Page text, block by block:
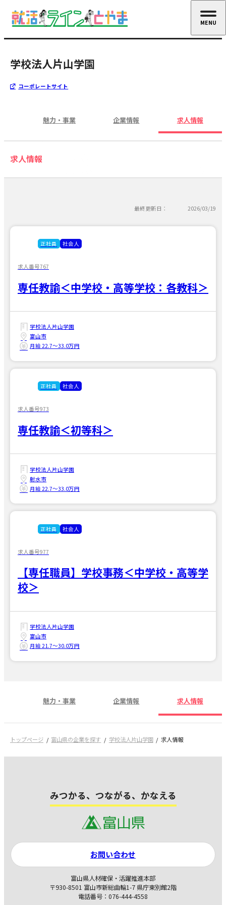
学校法人片山学園
コーポレートサイト
魅力・事業 企業情報 求人情報
求人情報
最終更新日： 2026/03/19
正社員 社会人
求人番号767
専任教諭＜中学校・高等学校：各教科＞
学校法人片山学園
富山市
月給 22.7〜33.0万円
正社員 社会人
求人番号973
専任教諭＜初等科＞
学校法人片山学園
射水市
月給 22.7〜33.0万円
正社員 社会人
求人番号977
【専任職員】学校事務＜中学校・高等学
校＞
学校法人片山学園
富山市
月給 21.7〜30.0万円
魅力・事業 企業情報 求人情報
トップページ 富山県の企業を探す 学校法人片山学園 求人情報
みつかる、つながる、かなえる
富山県人材確保・活躍推進本部
〒930-8501 富山市新総曲輪1-7 県庁東別館2階
電話番号：076-444-4558
お問い合わせ
MENU